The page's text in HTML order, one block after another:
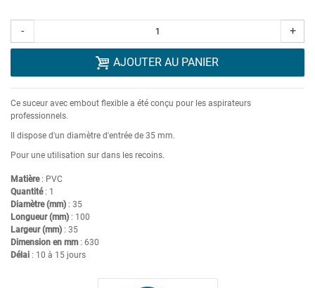
- +
AJOUTER AU PANIER
Ce suceur avec embout flexible a été conçu pour les aspirateurs
professionnels.
Il dispose d'un diamètre d'entrée de 35 mm.
Pour une utilisation sur dans les recoins.
Matière: PVC
Quantité: 1
Diamètre (mm) : 35
Longueur (mm) : 100
Largeur (mm) : 35
Dimension en mm: 630
Délai : 10 à 15 jours